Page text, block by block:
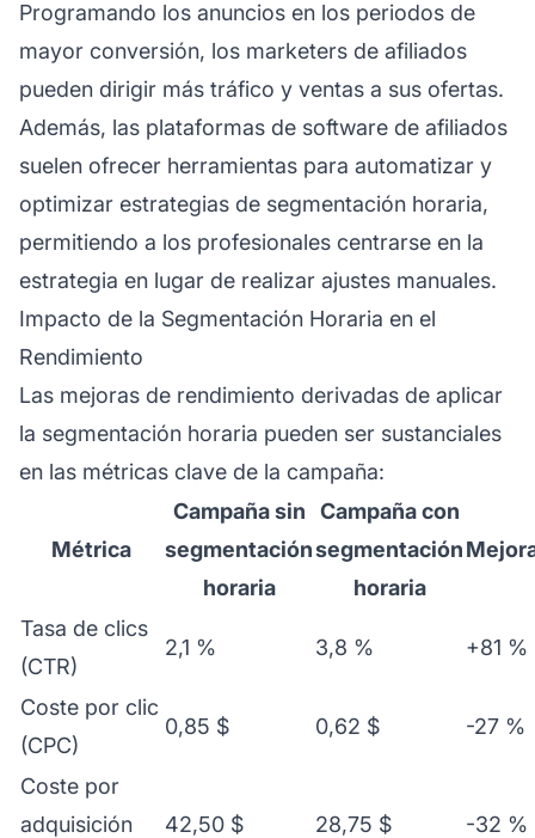
Programando los anuncios en los periodos de
mayor conversión, los marketers de afiliados
pueden dirigir más tráfico y ventas a sus ofertas.
Además, las plataformas de software de afiliados
suelen ofrecer herramientas para automatizar y
optimizar estrategias de segmentación horaria,
permitiendo a los profesionales centrarse en la
estrategia en lugar de realizar ajustes manuales.
Impacto de la Segmentación Horaria en el
Rendimiento
Las mejoras de rendimiento derivadas de aplicar
la segmentación horaria pueden ser sustanciales
en las métricas clave de la campaña:
Métrica
Campaña sin
segmentación
horaria
Campaña con
segmentación
horaria
Tasa de clics
(CTR)
2,1 % 3,8 % +81 %
Coste por clic
(CPC)
0,85 $ 0,62 $ -27 %
Coste por
adquisición
42,50 $ 28,75 $ -32 %